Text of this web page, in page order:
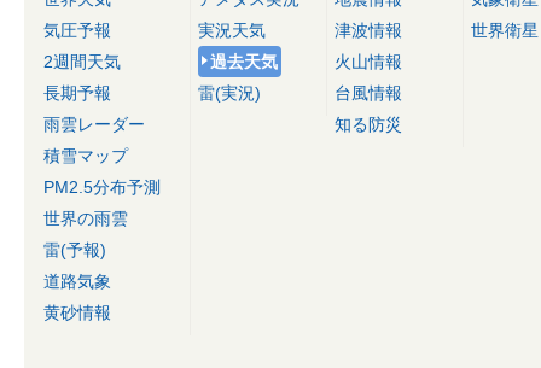
気圧予報
2週間天気
長期予報
雨雲レーダー
積雪マップ
PM2.5分布予測
世界の雨雲
雷(予報)
道路気象
黄砂情報
実況天気
過去天気
雷(実況)
津波情報
火山情報
台風情報
知る防災
世界衛星